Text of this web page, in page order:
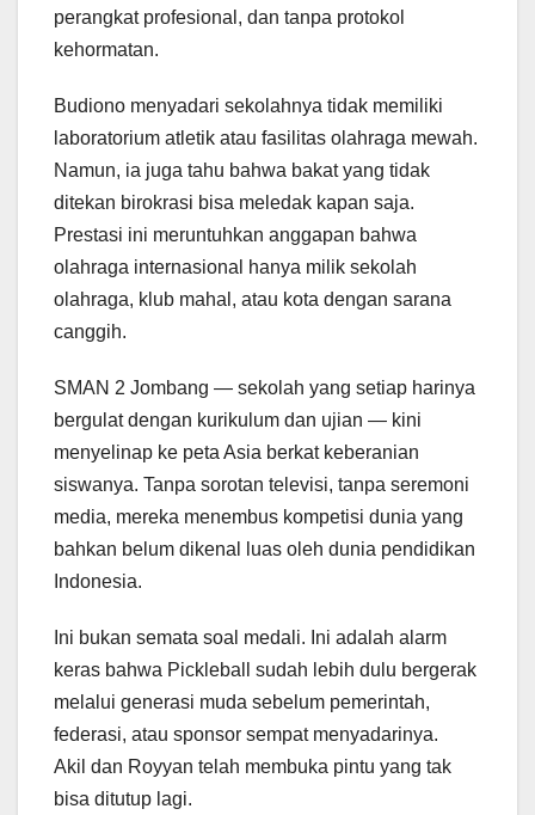
perangkat profesional, dan tanpa protokol
kehormatan.
Budiono menyadari sekolahnya tidak memiliki
laboratorium atletik atau fasilitas olahraga mewah.
Namun, ia juga tahu bahwa bakat yang tidak
ditekan birokrasi bisa meledak kapan saja.
Prestasi ini meruntuhkan anggapan bahwa
olahraga internasional hanya milik sekolah
olahraga, klub mahal, atau kota dengan sarana
canggih.
SMAN 2 Jombang — sekolah yang setiap harinya
bergulat dengan kurikulum dan ujian — kini
menyelinap ke peta Asia berkat keberanian
siswanya. Tanpa sorotan televisi, tanpa seremoni
media, mereka menembus kompetisi dunia yang
bahkan belum dikenal luas oleh dunia pendidikan
Indonesia.
Ini bukan semata soal medali. Ini adalah alarm
keras bahwa Pickleball sudah lebih dulu bergerak
melalui generasi muda sebelum pemerintah,
federasi, atau sponsor sempat menyadarinya.
Akil dan Royyan telah membuka pintu yang tak
bisa ditutup lagi.